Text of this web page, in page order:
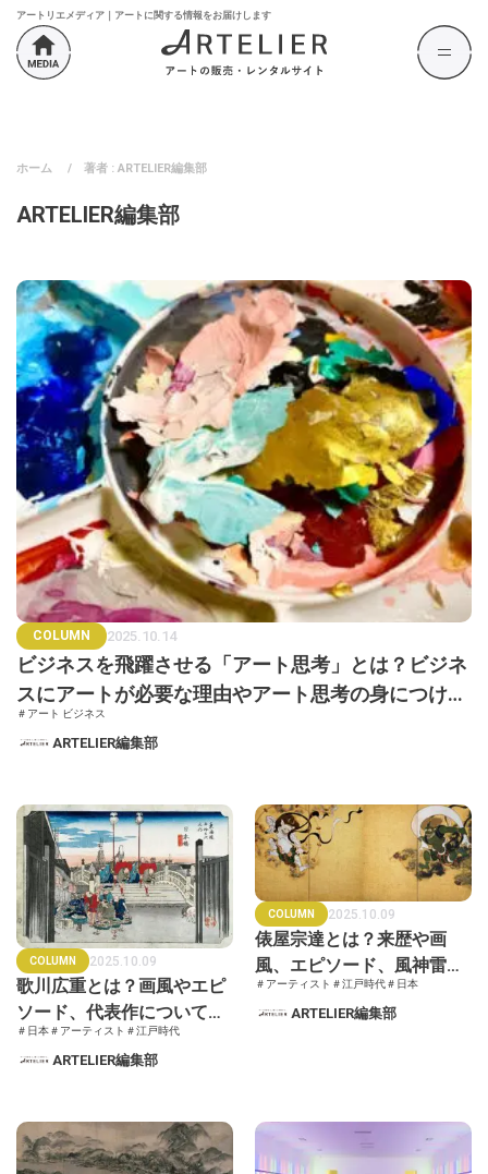
アートリエメディア｜アートに関する情報をお届けします
ホーム / 著者 : ARTELIER編集部
ARTELIER編集部
COLUMN 2025.10.14
ビジネスを飛躍させる「アート思考」とは？ビジネ
スにアートが必要な理由やアート思考の身につけ方
を解説
＃アート ビジネス
ARTELIER編集部
COLUMN 2025.10.09
歌川広重とは？画風やエピ
ソード、代表作について詳
しく解説します！
＃日本＃アーティスト ＃江戸時代
ARTELIER編集部
COLUMN 2025.10.09
俵屋宗達とは？来歴や画
風、エピソード、風神雷神
図屏風をはじめとした代表
作について詳しく解説しま
＃アーティスト ＃江戸時代＃日本
ARTELIER編集部